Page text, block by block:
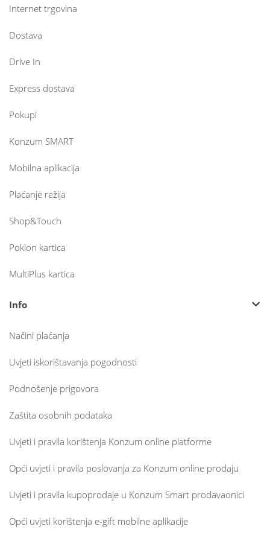
Internet trgovina
Dostava
Drive In
Express dostava
Pokupi
Konzum SMART
Mobilna aplikacija
Plaćanje režija
Shop&Touch
Poklon kartica
MultiPlus kartica
Info
Načini plaćanja
Uvjeti iskorištavanja pogodnosti
Podnošenje prigovora
Zaštita osobnih podataka
Uvjeti i pravila korištenja Konzum online platforme
Opći uvjeti i pravila poslovanja za Konzum online prodaju
Uvjeti i pravila kupoprodaje u Konzum Smart prodavaonici
Opći uvjeti korištenja e-gift mobilne aplikacije